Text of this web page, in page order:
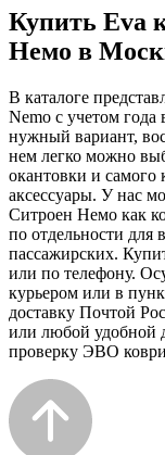
Купить Eva
Немо в
В каталоге
Nemo с учетом
нужный вариант,
нем легко можно
окантовки и самого
аксессуары. У нас
Ситроен Немо как
по отдельности для
пассажирских.
или по телефону.
курьером или в
доставку Почтой
или любой удобной
проверку ЭВО